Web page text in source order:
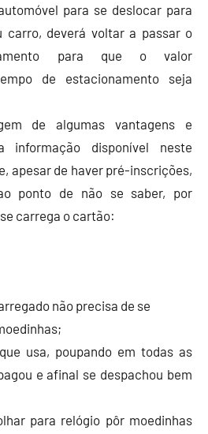
para se deslocar para
carro, deverá voltar a passar o
para que o valor
de estacionamento seja
de algumas vantagens e
informação disponível neste
apesar de haver pré-inscrições,
ponto de não se saber, por
carrega o cartão:
não precisa de se
usa, poupando em todas as
e afinal se despachou bem
para relógio pôr moedinhas